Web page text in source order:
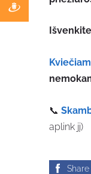
📞
aplink jį)
Share